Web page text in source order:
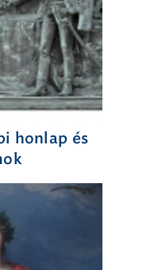
honlap és